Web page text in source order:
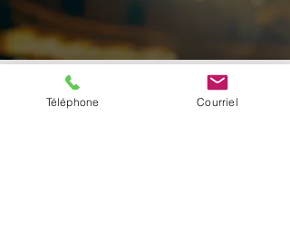
© 2025 par Digital Facets
Téléphone Courriel